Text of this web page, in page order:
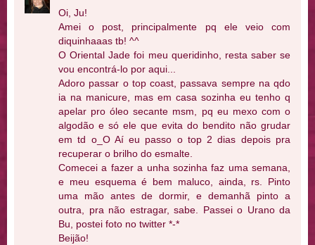
Oi, Ju!
Amei o post, principalmente pq ele veio com
diquinhaaas tb! ^^
O Oriental Jade foi meu queridinho, resta saber se
vou encontrá-lo por aqui...
Adoro passar o top coast, passava sempre na qdo
ia na manicure, mas em casa sozinha eu tenho q
apelar pro óleo secante msm, pq eu mexo com o
algodão e só ele que evita do bendito não grudar
em td o_O Aí eu passo o top 2 dias depois pra
recuperar o brilho do esmalte.
Comecei a fazer a unha sozinha faz uma semana,
e meu esquema é bem maluco, ainda, rs. Pinto
uma mão antes de dormir, e demanhã pinto a
outra, pra não estragar, sabe. Passei o Urano da
Bu, postei foto no twitter *-*
Beijão!